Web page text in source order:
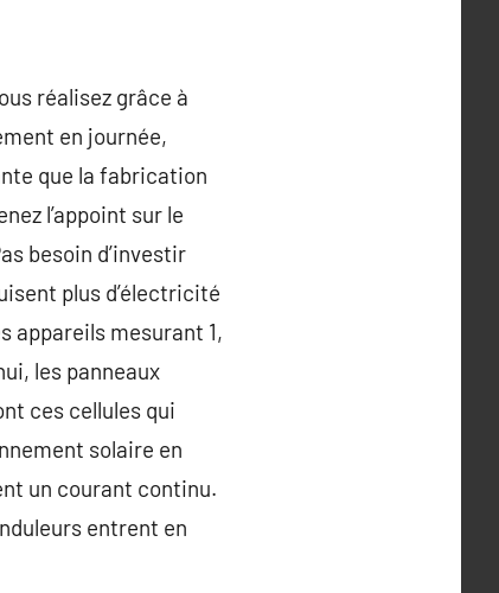
réalisez grâce à
en journée,
que la fabrication
l’appoint sur le
besoin d’investir
plus d’électricité
appareils mesurant 1,
les panneaux
ces cellules qui
solaire en
un courant continu.
entrent en